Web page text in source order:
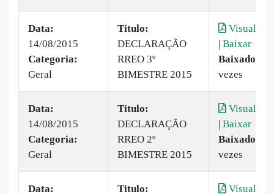
Data:
14/08/2015
Categoria:
Geral
Titulo:
DECLARAÇÃO
RREO 3º
BIMESTRE 2015
Visualizar
| Baixar
Baixado:
vezes
Data:
14/08/2015
Categoria:
Geral
Titulo:
DECLARAÇÃO
RREO 2º
BIMESTRE 2015
Visualizar
| Baixar
Baixado:
vezes
Data:
Titulo:
Visualizar